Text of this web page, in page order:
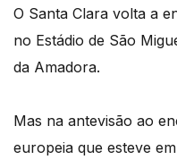
O Santa Clara volta a
no Estádio de São
da Amadora.
Mas na antevisão ao
europeia que esteve